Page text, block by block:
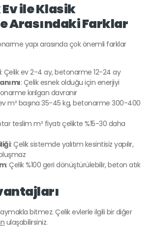
ile Klasik
Arasındaki Farklar
yapı arasında çok önemli farklar
: Çelik ev 2-4 ay, betonarme 12-24 ay
: Çelik esnek olduğu için enerjiyi
kırılgan davranır
m² başına 35-45 kg, betonarme 300-400
teslim m² fiyatı çelikte %15-30 daha
: Çelik sistemde yalıtım kesintisiz yapılır,
: Çelik %100 geri dönüştürülebilir, beton atık
bitmez. Çelik evlerle ilgili bir diğer
ulaşabilirsiniz.